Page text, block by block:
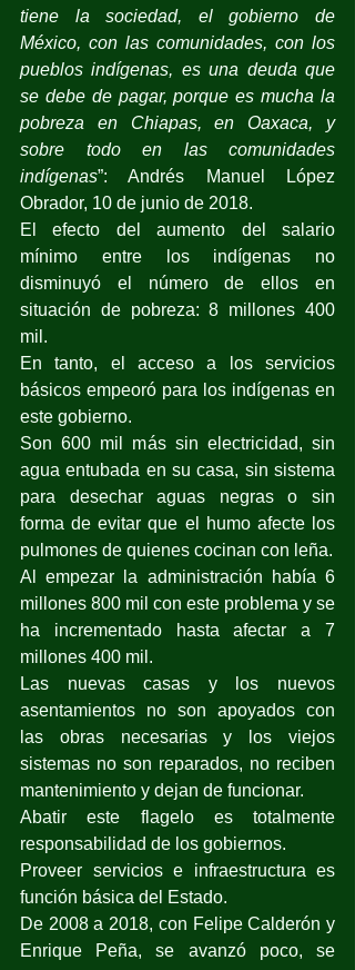
tiene la sociedad, el gobierno de
México, con las comunidades, con los
pueblos indígenas, es una deuda que
se debe de pagar, porque es mucha la
pobreza en Chiapas, en Oaxaca, y
sobre todo en las comunidades
indígenas”: Andrés Manuel López
Obrador, 10 de junio de 2018.
El efecto del aumento del salario
mínimo entre los indígenas no
disminuyó el número de ellos en
situación de pobreza: 8 millones 400
mil.
En tanto, el acceso a los servicios
básicos empeoró para los indígenas en
este gobierno.
Son 600 mil más sin electricidad, sin
agua entubada en su casa, sin sistema
para desechar aguas negras o sin
forma de evitar que el humo afecte los
pulmones de quienes cocinan con leña.
Al empezar la administración había 6
millones 800 mil con este problema y se
ha incrementado hasta afectar a 7
millones 400 mil.
Las nuevas casas y los nuevos
asentamientos no son apoyados con
las obras necesarias y los viejos
sistemas no son reparados, no reciben
mantenimiento y dejan de funcionar.
Abatir este flagelo es totalmente
responsabilidad de los gobiernos.
Proveer servicios e infraestructura es
función básica del Estado.
De 2008 a 2018, con Felipe Calderón y
Enrique Peña, se avanzó poco, se